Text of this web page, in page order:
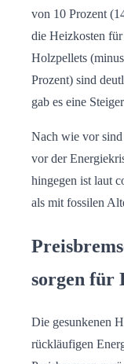
von 10 Prozent
die Heizkosten
Holzpellets
Prozent) sind
gab es eine
Nach wie vor
vor der
hingegen ist laut
als mit fossilen
sorgen für
Die gesunkenen
rückläufigen